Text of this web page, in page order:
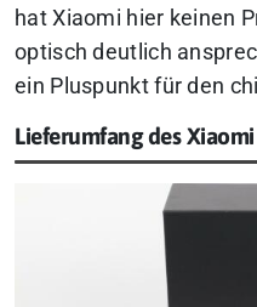
hat Xiaomi hier keinen
optisch deutlich
ein Pluspunkt für den
Lieferumfang des